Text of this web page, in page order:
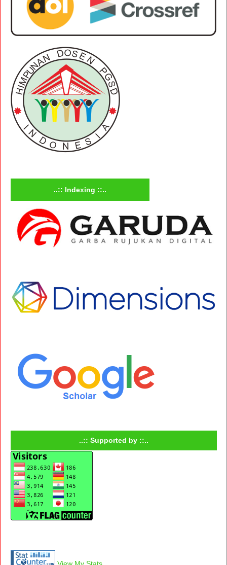
..:: Indexing ::..
..:: Supported by ::..